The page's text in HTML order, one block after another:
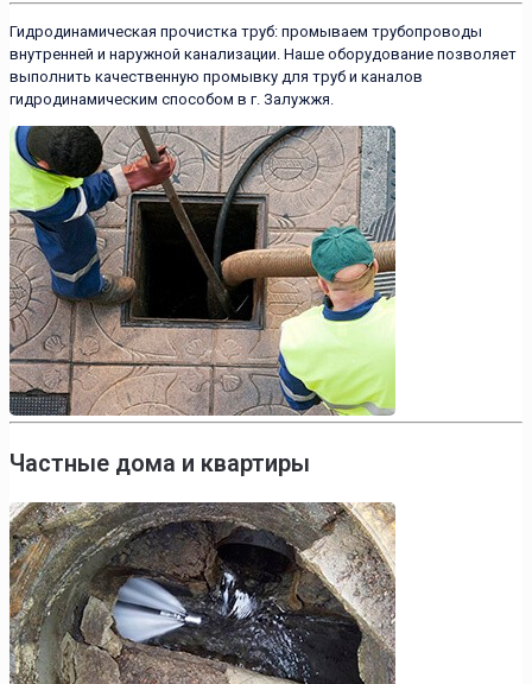
Гидродинамическая прочистка труб: промываем трубопроводы
внутренней и наружной канализации. Наше оборудование позволяет
выполнить качественную промывку для труб и каналов
гидродинамическим способом в г. Залужжя.
Частные дома и квартиры